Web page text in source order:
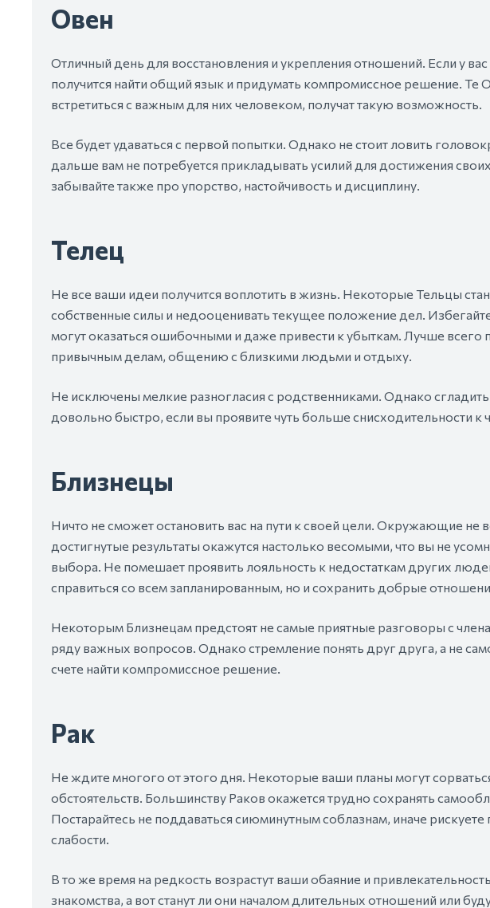
Овен
Отличный день для восстановления и укрепления отношений. Если у
получится найти общий язык и придумать компромиссное решение. Те
встретиться с важным для них человеком, получат такую возможность.
Все будет удаваться с первой попытки. Однако не стоит ловить
дальше вам не потребуется прикладывать усилий для достижения
забывайте также про упорство, настойчивость и дисциплину.
Телец
Не все ваши идеи получится воплотить в жизнь. Некоторые Тельцы
собственные силы и недооценивать текущее положение дел.
могут оказаться ошибочными и даже привести к убыткам. Лучше всего
привычным делам, общению с близкими людьми и отдыху.
Не исключены мелкие разногласия с родственниками. Однако сгладить
довольно быстро, если вы проявите чуть больше снисходительности к
Близнецы
Ничто не сможет остановить вас на пути к своей цели. Окружающие не
достигнутые результаты окажутся настолько весомыми, что вы не
выбора. Не помешает проявить лояльность к недостаткам других
справиться со всем запланированным, но и сохранить добрые
Некоторым Близнецам предстоят не самые приятные разговоры с
ряду важных вопросов. Однако стремление понять друг друга, а не
счете найти компромиссное решение.
Рак
Не ждите многого от этого дня. Некоторые ваши планы могут
обстоятельств. Большинству Раков окажется трудно сохранять
Постарайтесь не поддаваться сиюминутным соблазнам, иначе
слабости.
В то же время на редкость возрастут ваши обаяние и
знакомства, а вот станут ли они началом длительных отношений или